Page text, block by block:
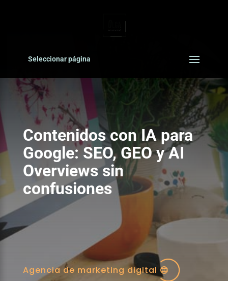
Seleccionar página
Contenidos con IA para
Google: SEO, GEO y AI
Overviews sin
confusiones
Agencia de marketing digital